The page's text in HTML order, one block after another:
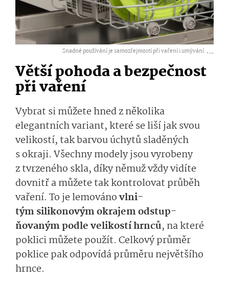
Snadné používání je samozřejmostí při vaření i umývání. ,...
Většípohoda abezpečnost
při vaření
Vybrat si můžete hned z několika
elegantníchvariant, které se lišíjaksvou
velikostí, takbarvouúchy­tůsladěných
s okraji. Všechny modely jsou vyrobeny
z tvrzeného skla, díky němužvždy vidíte
dovnitř a můžete takkontrolovat průběh
vaření. To je lemovánovlni­
týmsilikonovýmo­krajemodstup­
ňovanýmpodle velikostí hrnců, na které
poklici můžete použít. Celkový průměr
poklice pak odpovídá průměru největšího
hrnce.